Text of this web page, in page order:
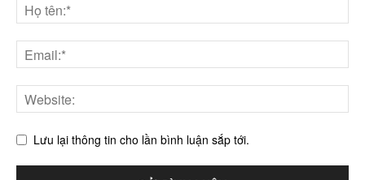
Lưu lại thông tin cho lần bình luận sắp tới.